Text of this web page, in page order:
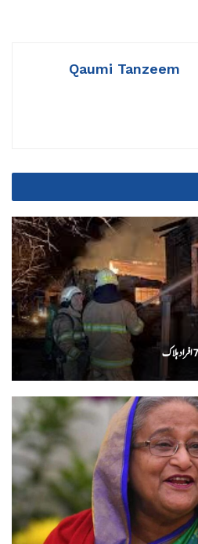
Qaumi Tanzeem